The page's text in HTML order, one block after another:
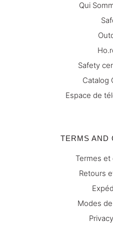
Qui
Safety
Catalog
Espace de
TERMS AND
Termes et
Retours
Modes